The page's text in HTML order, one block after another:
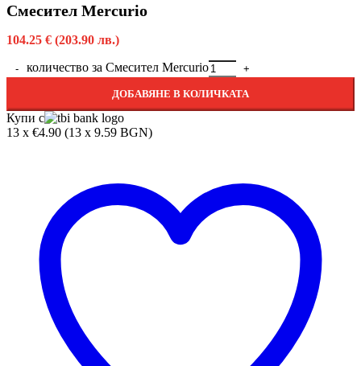
Смесител Mercurio
104.25 € (203.90 лв.)
количество за Смесител Mercurio
ДОБАВЯНЕ В КОЛИЧКАТА
Купи с
13 x €4.90 (13 x 9.59 BGN)